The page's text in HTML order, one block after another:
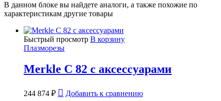
В данном блоке вы найдете аналоги, а также похожие по
характеристикам другие товары
Быстрый просмотр В корзину
Плазморезы
Merkle C 82 с аксессуарами
244 874 ₽ Добавить к сравнению